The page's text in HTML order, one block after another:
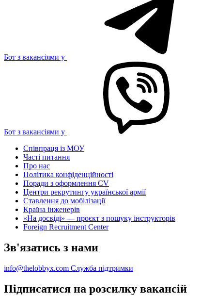
Бот з вакансіями у
Бот з вакансіями у
Співпраця із МОУ
Часті питання
Про нас
Політика конфіденційності
Поради з оформлення CV
Центри рекрутингу української армії
Ставлення до мобілізації
Країна інженерів
«На досвіді» — проєкт з пошуку інструкторів
Foreign Recruitment Center
Зв'язатись з нами
info@thelobbyx.com Служба підтримки
Підписатися на розсилку вакансій